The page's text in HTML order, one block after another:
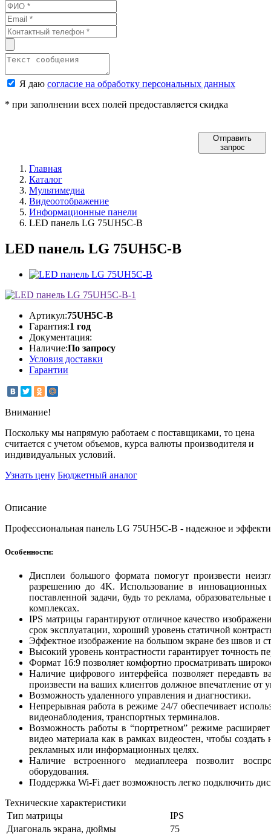
Я даю согласие на обработку персональных данных
* при заполнении всех полей предоставляется скидка
Отправить
запрос
Главная
Каталог
Мультимедиа
Видеоотображение
Информационные панели
LED панель LG 75UH5C-B
LED панель LG 75UH5C-B
Артикул:75UH5C-B
Гарантия:1 год
Документация:
Наличие:По запросу
Условия доставки
Гарантии
Внимание!
Поскольку мы напрямую работаем с поставщиками, то цена
считается с учетом объемов, курса валюты производителя и
индивидуальных условий.
Узнать цену Бюджетный аналог
Описание
Профессиональная панель LG 75UH5C-B - надежное и
Особенности:
Дисплеи большого формата помогут произвести
разрешению до 4K. Использование в инновационных
поставленной задачи, будь то реклама,
комплексах.
IPS матрицы гарантируют отличное качество
срок эксплуатации, хороший уровень статичной
Эффектное изображение на большом экране без швов и
Высокий уровень контрастности гарантирует точность
Формат 16:9 позволяет комфортно просматривать
Наличие цифрового интерфейса позволяет передавть
произвести на ваших клиентов должное впечатление от
Возможность удаленного управления и диагностики.
Непрерывная работа в режиме 24/7 обеспечивает
видеонаблодения, транспортных терминалов.
Возможность работы в “портретном” режиме
видео материала как в рамках видеостен, чтобы
рекламных или информационных целях.
Наличие встроенного медиаплеера позволит
оборудования.
Поддержка Wi-Fi дает возможность легко подключить
Технические характеристики
Тип матрицы
IPS
Диагональ экрана, дюймы
75